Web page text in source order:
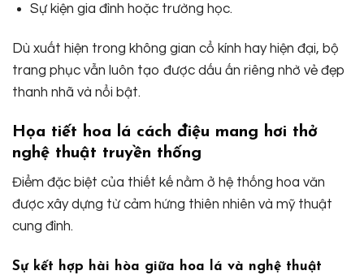
Sự kiện gia đình hoặc trường học.
Dù xuất hiện trong không gian cổ kính hay hiện đại, bộ
trang phục vẫn luôn tạo được dấu ấn riêng nhờ vẻ đẹp
thanh nhã và nổi bật.
Họa tiết hoa lá cách điệu mang hơi thở
nghệ thuật truyền thống
Điểm đặc biệt của thiết kế nằm ở hệ thống hoa văn
được xây dựng từ cảm hứng thiên nhiên và mỹ thuật
cung đình.
Sự kết hợp hài hòa giữa hoa lá và nghệ thuật